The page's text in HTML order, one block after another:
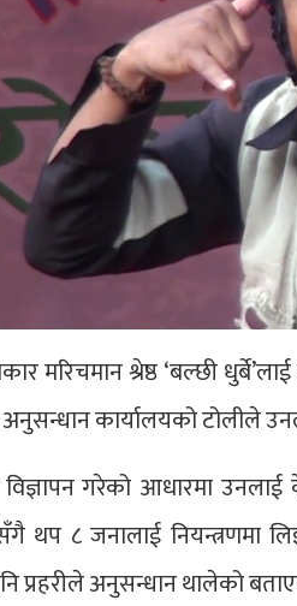
मरिचमान श्रेष्ठ ‘बल्छी
कार्यालयको टोलीले
विज्ञापन गरेको आधारमा
थप ८ जनालाई नियन्त्रणमा
प्रहरीले अनुसन्धान थालेको